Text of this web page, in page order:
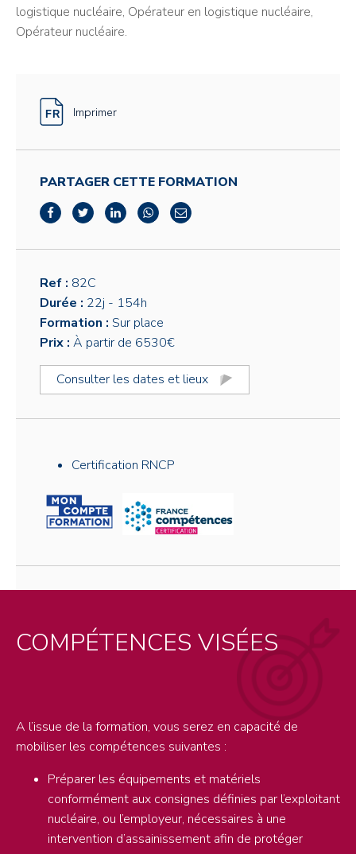
logistique nucléaire, Opérateur en logistique nucléaire,
Opérateur nucléaire.
Imprimer
PARTAGER CETTE FORMATION
Ref : 82C
Durée : 22j - 154h
Formation : Sur place
Prix : À partir de 6530€
Consulter les dates et lieux
Certification RNCP
COMPÉTENCES VISÉES
A l’issue de la formation, vous serez en capacité de
mobiliser les compétences suivantes :
Préparer les équipements et matériels
conformément aux consignes définies par l’exploitant
nucléaire, ou l’employeur, nécessaires à une
intervention d’assainissement afin de protéger